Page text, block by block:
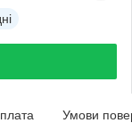
Умови